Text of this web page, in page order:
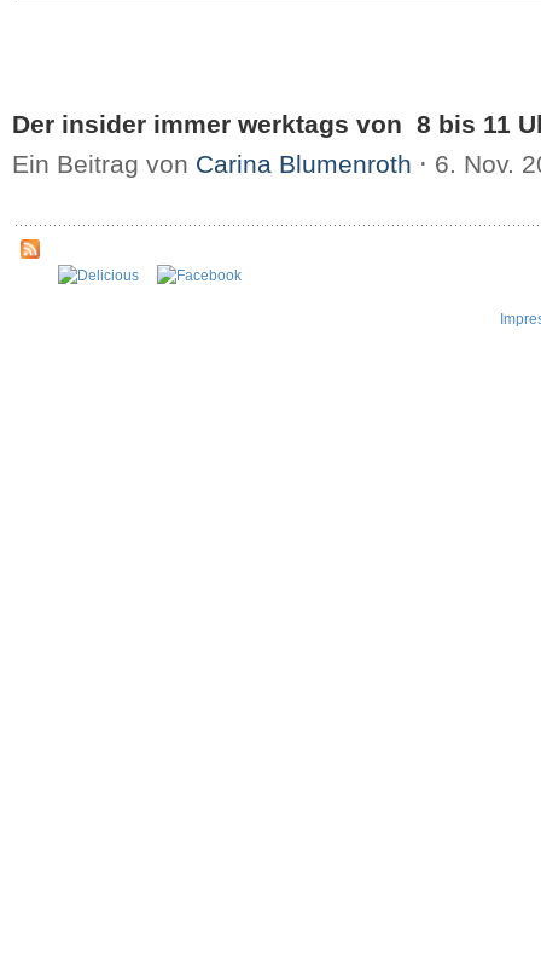
Der insider immer werktags von 8 bis 11
Ein Beitrag von Carina Blumenroth ⋅ 6. Nov.